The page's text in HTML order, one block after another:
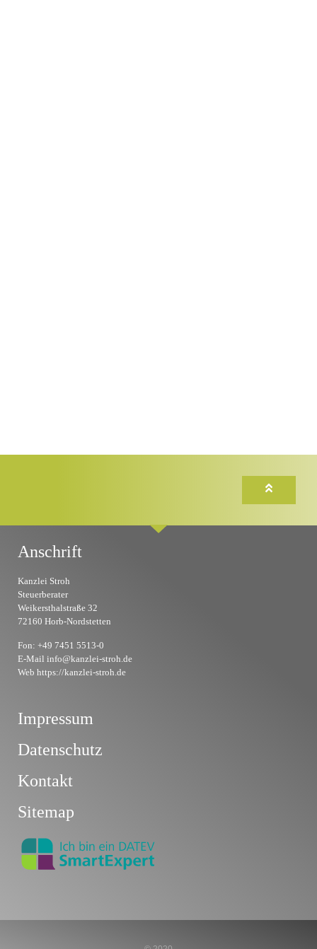
Anschrift
Kanzlei Stroh
Steuerberater
Weikersthalstraße 32
72160 Horb-Nordstetten
Fon: +49 7451 5513-0
E-Mail info@kanzlei-stroh.de
Web https://kanzlei-stroh.de
Impressum
Datenschutz
Kontakt
Sitemap